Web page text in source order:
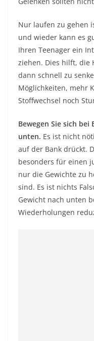
Nur laufen zu gehen
und wieder kann es
Ihren Teenager ein
ziehen. Dies hilft, die
dann schnell zu
Möglichkeiten, mehr
Stoffwechsel noch
Bewegen Sie sich
unten. Es ist nicht
auf der Bank drückt.
besonders für einen
nur die Gewichte zu
sind. Es ist nichts
Gewicht nach unten
Wiederholungen